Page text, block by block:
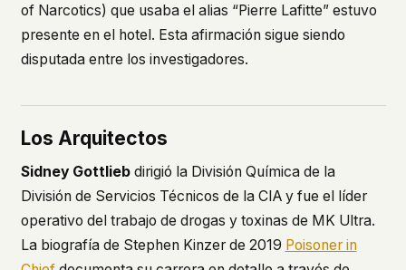
of Narcotics) que usaba el alias “Pierre Lafitte” estuvo
presente en el hotel. Esta afirmación sigue siendo
disputada entre los investigadores.
Los Arquitectos
Sidney Gottliebdirigió la División Química de la
División de Servicios Técnicos de la CIA y fue el líder
operativo del trabajo de drogas y toxinas de MK Ultra.
La biografía de Stephen Kinzer de 2019 Poisoner in